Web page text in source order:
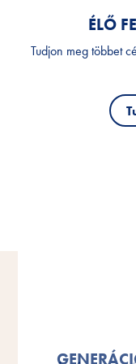
ÉLŐ
Tudjon meg többet